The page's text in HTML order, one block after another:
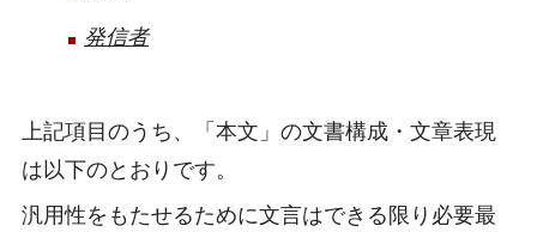
発信者
上記項目のうち、「本文」の文書構成・文章表現
は以下のとおりです。
汎用性をもたせるために文言はできる限り必要最